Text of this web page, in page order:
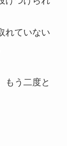
れていない
もう二度と